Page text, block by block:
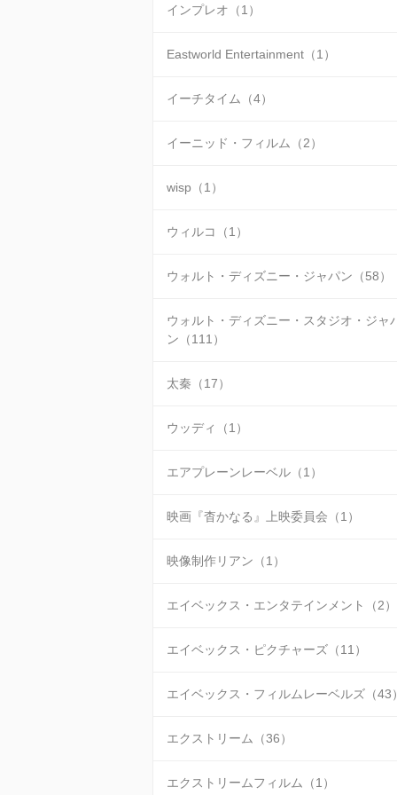
インプレオ（1）
Eastworld Entertainment（1）
イーチタイム（4）
イーニッド・フィルム（2）
wisp（1）
ウィルコ（1）
ウォルト・ディズニー・ジャパン（58）
ウォルト・ディズニー・スタジオ・ジャ
ン（111）
太秦（17）
ウッディ（1）
エアプレーンレーベル（1）
映画『杳かなる』上映委員会（1）
映像制作リアン（1）
エイベックス・エンタテインメント（2）
エイベックス・ピクチャーズ（11）
エイベックス・フィルムレーベルズ（43
エクストリーム（36）
エクストリームフィルム（1）